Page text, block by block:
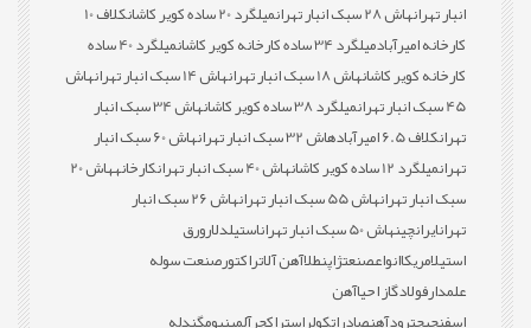
انبار تهرانهاش 28 سبک انبار تهران میلگرد 20 ساده کویر کاشان
کلاف 10
کارخانه امیرآبادمیلگرد 34 ساده کارخانه کویر کاشان
میلگرد 40 ساده
کارخانه کویر کاشانهاش 18 سبک انبار تهران هاش 14 سبک انبار تهران
هاش
45 سبک انبار تهران
میلگرد 38 ساده کویر کاشان
هاش 34 سبک انبار
تهرانکلاف 6.5 امیرآباد هاش 32 سبک انبار تهران
هاش 60 سبک انبار
تهرانمیلگرد 12 ساده کویر کاشان هاش 40 سبک انبار تهران کارخانه
هاش 20
سبک انبار تهرانهاش 55 سبک انبار تهران
هاش 26 سبک انبار
تهرانایرانچینهاش 50 سبک انبار تهران استیلدلارورق
استیلامریکاانواعصنعتژاپنطلاآهن آلاتراکتورصنعت سوله
علمدارفولادگاز احیاآهن